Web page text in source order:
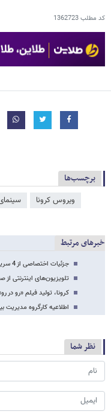
کد مطلب1362723
برچسب‌ها
ویروس کرونا
خبرهای مرتبط
جزئیات اختصاصی از 4 سریال تلویزیونی که امسال مهمان خانه‌های مردم هستند
تلویزیون‌های اینترنتی از
کرونا، تولید فیلم «رو در
اطلاعیه کارگروه مدیریت
نظر شما